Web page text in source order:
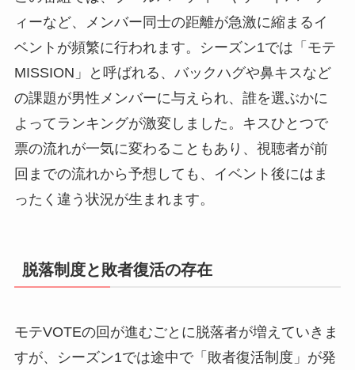
ィーなど、メンバー同士の距離が急激に縮まるイ
ベントが頻繁に行われます。シーズン1では「モテ
MISSION」と呼ばれる、バックハグや鼻キスなど
の課題が男性メンバーに与えられ、誰を選ぶかに
よってランキングが激変しました。キスひとつで
票の流れが一気に変わることもあり、視聴者が前
回までの流れから予想しても、イベント後にはま
ったく違う状況が生まれます。
脱落制度と敗者復活の存在
モテVOTEの回が進むごとに脱落者が増えていきま
すが、シーズン1では途中で「敗者復活制度」が発